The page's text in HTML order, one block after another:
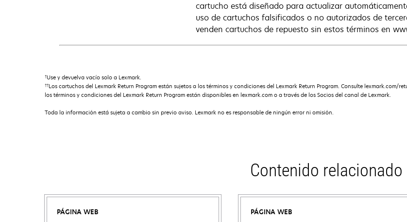
cartucho está diseñado para actualizar
uso de cartuchos falsificados o no autorizados de
venden cartuchos de repuesto sin estos términos en
†Use y devuelva vacío solo a Lexmark.
††Los cartuchos del Lexmark Return Program están sujetos a los términos y condiciones del Lexmark Return Program. Consulte
los términos y condiciones del Lexmark Return Program están disponibles en lexmark.com o a través de los Socios del canal de Lexmark.
Toda la información está sujeta a cambio sin previo aviso. Lexmark no es responsable de ningún error ni omisión.
Contenido relacionado
PÁGINA WEB PÁGINA WEB